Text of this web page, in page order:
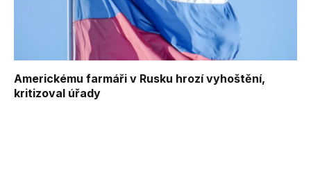
Americkému farmáři v Rusku hrozí vyhoštění,
kritizoval úřady